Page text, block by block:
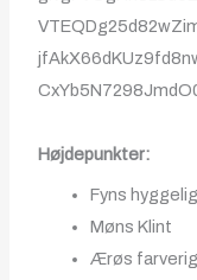
Højdepunkter:
Fyns
Møns Klint
Ærøs